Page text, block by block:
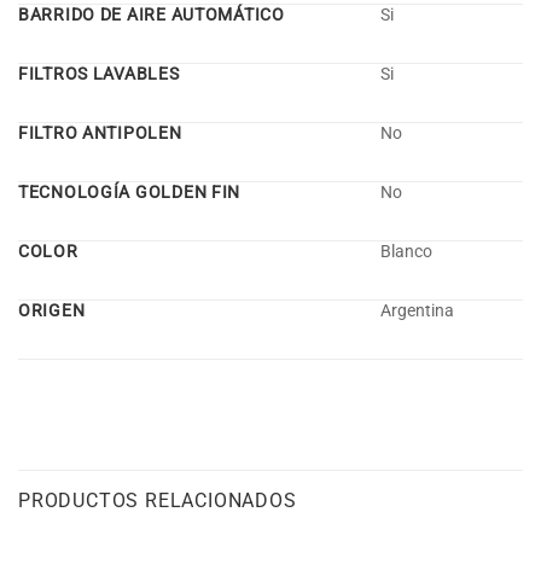
BARRIDO DE AIRE AUTOMÁTICO Si
FILTROS LAVABLES Si
FILTRO ANTIPOLEN No
TECNOLOGÍA GOLDEN FIN No
COLOR Blanco
ORIGEN Argentina
PRODUCTOS RELACIONADOS